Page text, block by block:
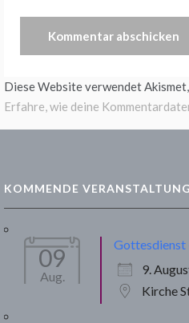
Diese Website verwendet
Erfahre, wie deine
KOMMENDE
09
Aug.
Gottesdienst
9.
Kirche